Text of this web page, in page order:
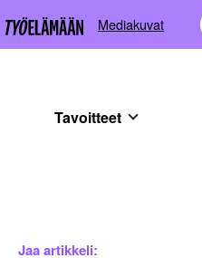
Mediakuvat
Tavoitteet
Jaa artikkeli: